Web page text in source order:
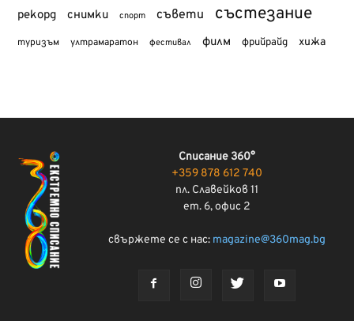
рекорд снимки спорт съвети състезание
туризъм ултрамаратон фестивал филм фрийрайд хижа
Списание 360°
+359 878 612 740
пл. Славейков 11
ет. 6, офис 2
свържете се с нас: magazine@360mag.bg